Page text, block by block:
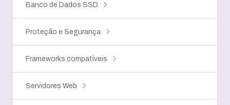
Banco de Dados SSD
Proteção e Segurança
Frameworks compatíveis
Servidores Web